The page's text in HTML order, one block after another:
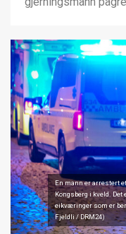
En mann er arrestert
Kongsberg i kveld. Det
eikværinger som er
Fjeldli / DRM24)